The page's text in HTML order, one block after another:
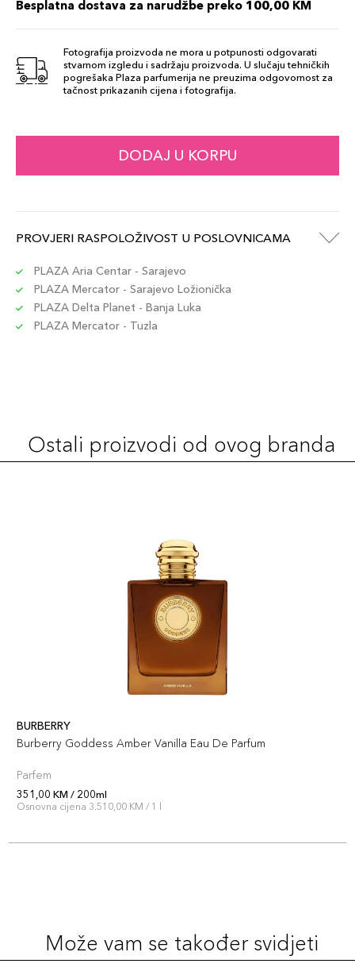
Besplatna dostava za narudžbe preko 100,00 KM
Fotografija proizvoda ne mora u potpunosti odgovarati
stvarnom izgledu i sadržaju proizvoda. U slučaju tehničkih
pogrešaka Plaza parfumerija ne preuzima odgovornost za
tačnost prikazanih cijena i fotografija.
DODAJ U KORPU
PROVJERI RASPOLOŽIVOST U POSLOVNICAMA
PLAZA Aria Centar - Sarajevo
PLAZA Mercator - Sarajevo Ložionička
PLAZA Delta Planet - Banja Luka
PLAZA Mercator - Tuzla
Ostali proizvodi od ovog branda
BURBERRY
Burberry Goddess Amber Vanilla Eau De Parfum
Parfem
351,00 KM / 200ml
Osnovna cijena 3.510,00 KM / 1 l
Može vam se također svidjeti